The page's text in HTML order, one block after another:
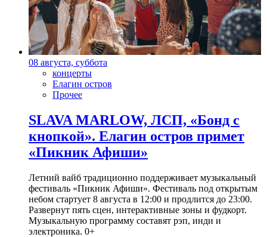
08 августа, суббота
концерты
Елагин остров
Прочее
SLAVA MARLOW, ЛСП, «Бонд с
кнопкой». Елагин остров примет
«Пикник Афиши»
Летний вайб традиционно поддерживает музыкальный
фестиваль «Пикник Афиши». Фестиваль под открытым
небом стартует 8 августа в 12:00 и продлится до 23:00.
Развернут пять сцен, интерактивные зоны и фудкорт.
Музыкальную программу составят рэп, инди и
электроника. 0+